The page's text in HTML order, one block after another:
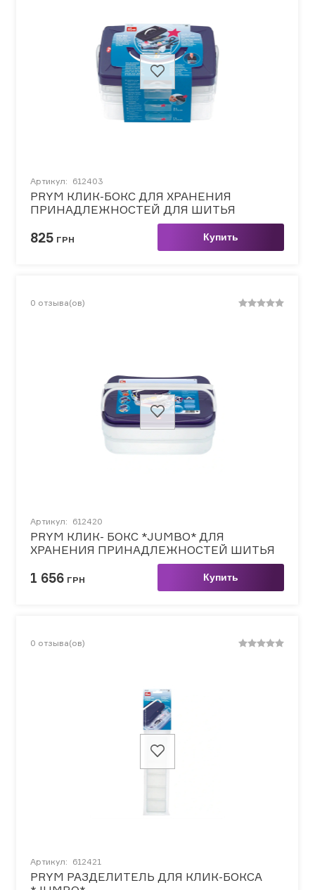
Артикул: 612403
PRYM КЛИК-БОКС ДЛЯ ХРАНЕНИЯ
ПРИНАДЛЕЖНОСТЕЙ ДЛЯ ШИТЬЯ
825 ГРН Купить
0 отзыва(ов)
Артикул: 612420
PRYM КЛИК- БОКС *JUMBO* ДЛЯ
ХРАНЕНИЯ ПРИНАДЛЕЖНОСТЕЙ ШИТЬЯ
1 656 ГРН Купить
0 отзыва(ов)
Артикул: 612421
PRYM РАЗДЕЛИТЕЛЬ ДЛЯ КЛИК-БОКСА